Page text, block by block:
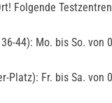
Folgende
44): Mo. bis So. von
Platz): Fr. bis Sa. von